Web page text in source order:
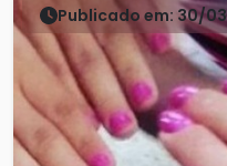
Publicado em: 30/